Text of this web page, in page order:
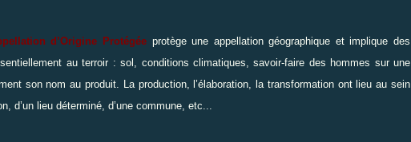
d’Origine Protégéeprotège une appellation géographique et implique des
au terroir : sol, conditions climatiques, savoir-faire des hommes sur une
son nom au produit. La production, l’élaboration, la transformation ont lieu au sein
d’un lieu déterminé, d’une commune, etc...